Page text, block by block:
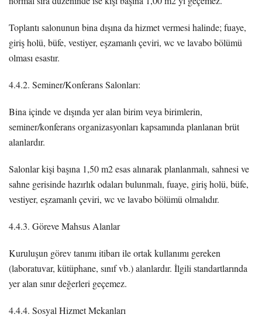
Toplantı salonunun bina dışına da hizmet vermesi halinde; fuaye,
giriş holü, büfe, vestiyer, eşzamanlı çeviri, wc ve lavabo bölümü
olması esastır.
4.4.2. Seminer/Konferans Salonları:
Bina içinde ve dışında yer alan birim veya birimlerin,
seminer/konferans organizasyonları kapsamında planlanan brüt
alanlardır.
Salonlar kişi başına 1,50 m2 esas alınarak planlanmalı, sahnesi ve
sahne gerisinde hazırlık odaları bulunmalı, fuaye, giriş holü, büfe,
vestiyer, eşzamanlı çeviri, wc ve lavabo bölümü olmalıdır.
4.4.3. Göreve Mahsus Alanlar
Kuruluşun görev tanımı itibarı ile ortak kullanımı gereken
(laboratuvar, kütüphane, sınıf vb.) alanlardır. İlgili standartlarında
yer alan sınır değerleri geçemez.
4.4.4. Sosyal Hizmet Mekanları